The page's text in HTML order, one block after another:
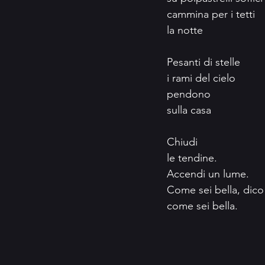
cammina per i tetti
la notte
Pesanti di stelle
i rami del cielo
pendono
sulla casa
Chiudi
le tendine.
Accendi un lume.
Come sei bella,
come sei bella.